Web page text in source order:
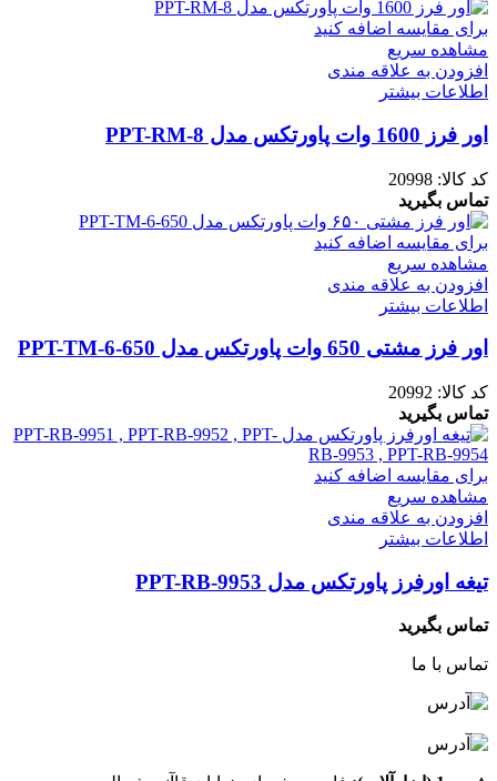
برای مقایسه اضافه کنید
مشاهده سریع
افزودن به علاقه مندی
اطلاعات بیشتر
اور فرز 1600 وات پاورتکس مدل PPT-RM-8
کد کالا: 20998
تماس بگیرید
برای مقایسه اضافه کنید
مشاهده سریع
افزودن به علاقه مندی
اطلاعات بیشتر
اور فرز مشتی 650 وات پاورتکس مدل PPT-TM-6-650
کد کالا: 20992
تماس بگیرید
برای مقایسه اضافه کنید
مشاهده سریع
افزودن به علاقه مندی
اطلاعات بیشتر
تیغه اورفرز پاورتکس مدل PPT-RB-9953
تماس بگیرید
تماس با ما